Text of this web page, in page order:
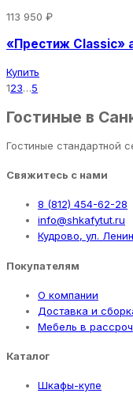
113 950 ₽
«Престиж Classic»
Купить
123…5
Гостиные в
Гостиные стандартной
Свяжитесь с нами
8 (812) 454-62-28
info@shkafytut.ru
Кудрово, ул.
Покупателям
О компании
Доставка и
Мебель в
Каталог
Шкафы-купе